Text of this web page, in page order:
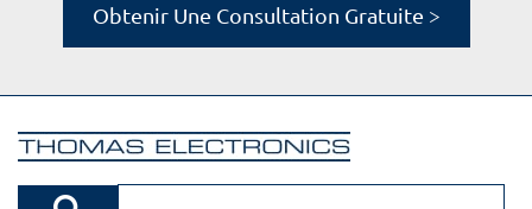
Obtenir Une Consultation Gratuite >